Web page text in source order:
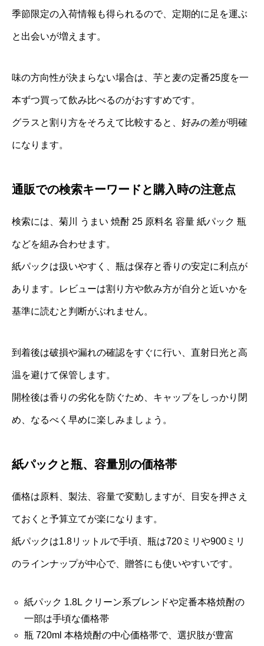
季節限定の入荷情報も得られるので、定期的に足を運ぶ
と出会いが増えます。
味の方向性が決まらない場合は、芋と麦の定番25度を一
本ずつ買って飲み比べるのがおすすめです。
グラスと割り方をそろえて比較すると、好みの差が明確
になります。
通販での検索キーワードと購入時の注意点
検索には、菊川 うまい 焼酎 25 原料名 容量 紙パック 瓶
などを組み合わせます。
紙パックは扱いやすく、瓶は保存と香りの安定に利点が
あります。レビューは割り方や飲み方が自分と近いかを
基準に読むと判断がぶれません。
到着後は破損や漏れの確認をすぐに行い、直射日光と高
温を避けて保管します。
開栓後は香りの劣化を防ぐため、キャップをしっかり閉
め、なるべく早めに楽しみましょう。
紙パックと瓶、容量別の価格帯
価格は原料、製法、容量で変動しますが、目安を押さえ
ておくと予算立てが楽になります。
紙パックは1.8リットルで手頃、瓶は720ミリや900ミリ
のラインナップが中心で、贈答にも使いやすいです。
紙パック 1.8L クリーン系ブレンドや定番本格焼酎の
一部は手頃な価格帯
瓶 720ml 本格焼酎の中心価格帯で、選択肢が豊富